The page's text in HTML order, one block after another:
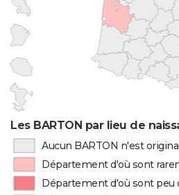
Les BARTON par lieu de
Aucun BARTON n'est
Département d'où sont
Département d'où sont peu